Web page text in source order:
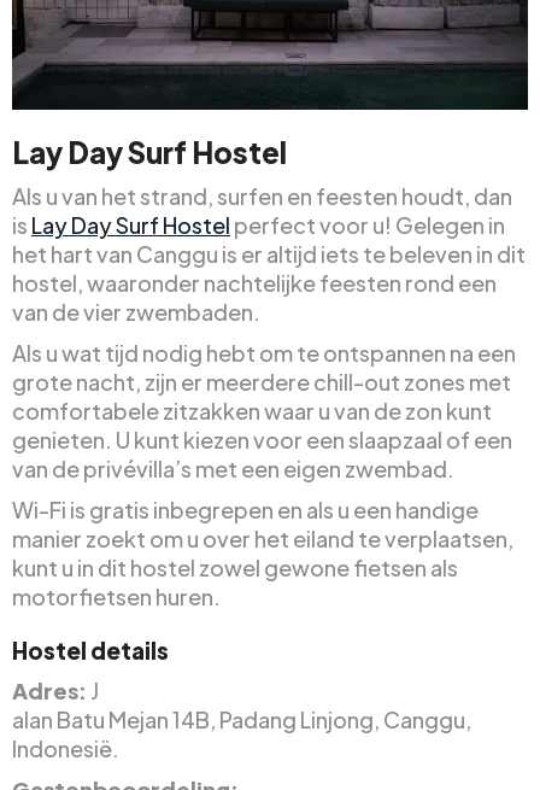
Lay Day Surf Hostel
Als u van het strand, surfen en feesten houdt, dan
is Lay Day Surf Hostel perfect voor u! Gelegen in
het hart van Canggu is er altijd iets te beleven in dit
hostel, waaronder nachtelijke feesten rond een
van de vier zwembaden.
Als u wat tijd nodig hebt om te ontspannen na een
grote nacht, zijn er meerdere chill-out zones met
comfortabele zitzakken waar u van de zon kunt
genieten. U kunt kiezen voor een slaapzaal of een
van de privévilla’s met een eigen zwembad.
Wi-Fi is gratis inbegrepen en als u een handige
manier zoekt om u over het eiland te verplaatsen,
kunt u in dit hostel zowel gewone fietsen als
motorfietsen huren.
Hostel details
Adres: J
alan Batu Mejan 14B, Padang Linjong, Canggu,
Indonesië.